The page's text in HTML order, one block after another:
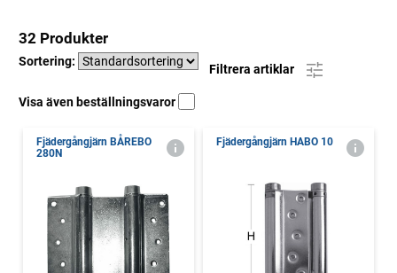
32 Produkter
Sortering:
Filtrera artiklar
Visa även beställningsvaror
Fjädergångjärn BÅREBO
280N
Fjädergångjärn HABO 10